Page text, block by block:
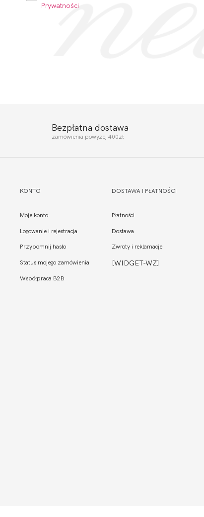
Prywatności
Bezpłatna dostawa
zamówienia powyżej 400zł
KONTO
Moje konto
Logowanie i rejestracja
Przypomnij hasło
Status mojego zamówienia
Współpraca B2B
DOSTAWA I PŁATNOŚCI
Płatności
Dostawa
Zwroty i reklamacje
[WIDGET-WZ]